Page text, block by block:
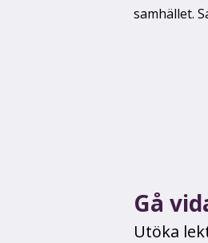
samhället.
Gå
Utöka